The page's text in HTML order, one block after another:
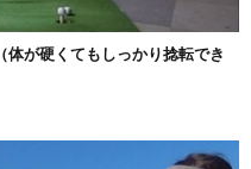
が硬くてもしっかり捻転でき